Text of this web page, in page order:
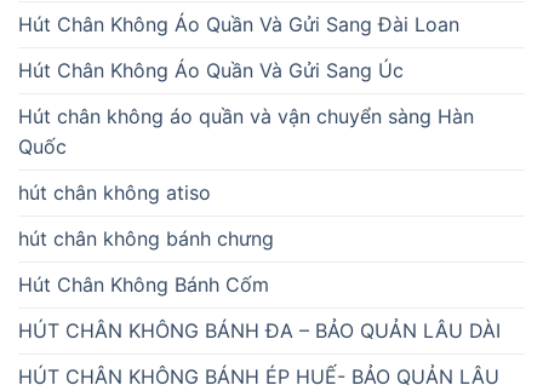
Hút Chân Không Áo Quần Và Gửi Sang Đài Loan
Hút Chân Không Áo Quần Và Gửi Sang Úc
Hút chân không áo quần và vận chuyển sàng Hàn
Quốc
hút chân không atiso
hút chân không bánh chưng
Hút Chân Không Bánh Cốm
HÚT CHÂN KHÔNG BÁNH ĐA – BẢO QUẢN LÂU DÀI
HÚT CHÂN KHÔNG BÁNH ÉP HUẾ- BẢO QUẢN LÂU